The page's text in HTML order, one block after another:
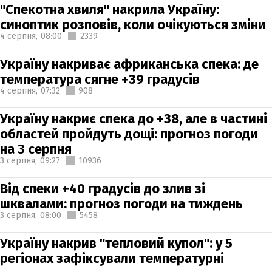
"Спекотна хвиля" накрила Україну:
синоптик розповів, коли очікуються зміни
4 серпня, 08:00 2339
Україну накриває африканська спека: де
температура сягне +39 градусів
4 серпня, 07:32 908
Україну накриє спека до +38, але в частині
областей пройдуть дощі: прогноз погоди
на 3 серпня
3 серпня, 09:27 10936
Від спеки +40 градусів до злив зі
шквалами: прогноз погоди на тиждень
3 серпня, 08:00 5458
Україну накрив "тепловий купол": у 5
регіонах зафіксували температурні